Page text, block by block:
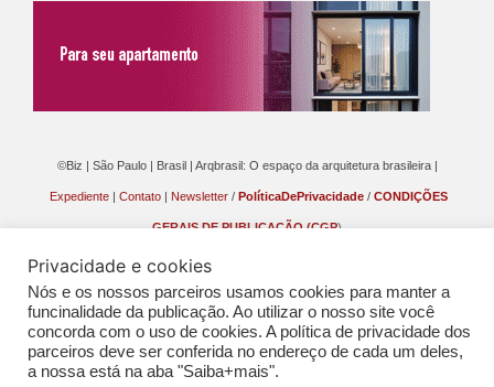
©Biz | São Paulo | Brasil | Arqbrasil: O espaço da arquitetura brasileira |
Expediente | Contato | Newsletter / PolíticaDePrivacidade / CONDIÇÕES
GERAIS DE PUBLICAÇÃO (CGP)
Privacidade e cookies
Nós e os nossos parceiros usamos cookies para manter a
funcinalidade da publicação. Ao utilizar o nosso site você
concorda com o uso de cookies. A política de privacidade dos
parceiros deve ser conferida no endereço de cada um deles,
a nossa está na aba "Saiba+mais".